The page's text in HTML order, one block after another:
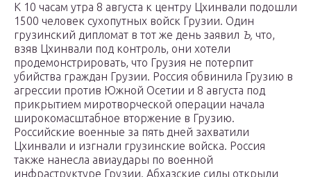
К 10 часам утра 8 августа к центру Цхинвали подошли
1500 человек сухопутных войск Грузии. Один
грузинский дипломат в тот же день заявил Ъ, что,
взяв Цхинвали под контроль, они хотели
продемонстрировать, что Грузия не потерпит
убийства граждан Грузии. Россия обвинила Грузию в
агрессии против Южной Осетии и 8 августа под
прикрытием миротворческой операции начала
широкомасштабное вторжение в Грузию.
Российские военные за пять дней захватили
Цхинвали и изгнали грузинские войска. Россия
также нанесла авиаудары по военной
инфраструктуре Грузии. Абхазские силы открыли